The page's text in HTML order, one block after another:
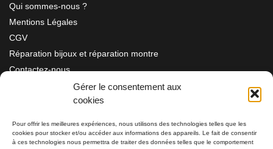
Gérer le consentement aux
cookies
Pour offrir les meilleures expériences, nous utilisons des technologies telles que les
cookies pour stocker et/ou accéder aux informations des appareils. Le fait de consentir
à ces technologies nous permettra de traiter des données telles que le comportement
Qui sommes-nous ?
Mentions Légales
CGV
Réparation bijoux et réparation montre
Contactez-nous
Information
Bijouterie SIAUD11 rue Masséna 06000 NICE